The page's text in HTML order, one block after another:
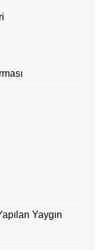
Yaygın